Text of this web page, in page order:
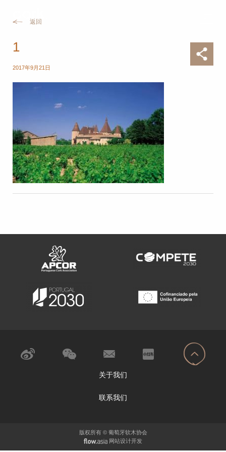
返回
1
2017年9月21日
关于我们
联系我们
版权所有 © 葡萄牙软木协会
网站设计开发